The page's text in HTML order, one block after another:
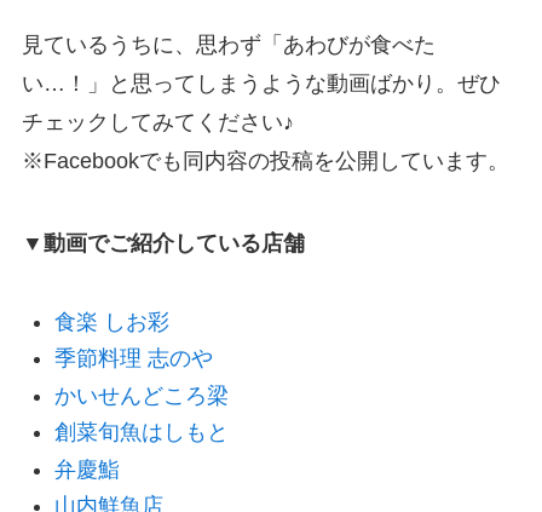
見ているうちに、思わず「あわびが食べた
い…！」と思ってしまうような動画ばかり。ぜひ
チェックしてみてください♪
※Facebookでも同内容の投稿を公開しています。
▼動画でご紹介している店舗
食楽 しお彩
季節料理 志のや
かいせんどころ梁
創菜旬魚はしもと
弁慶鮨
山内鮮魚店